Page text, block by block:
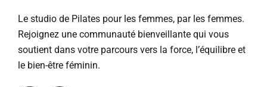
Le studio de Pilates pour les femmes, par les femmes.
Rejoignez une communauté bienveillante qui vous
soutient dans votre parcours vers la force, l’équilibre et
le bien-être féminin.